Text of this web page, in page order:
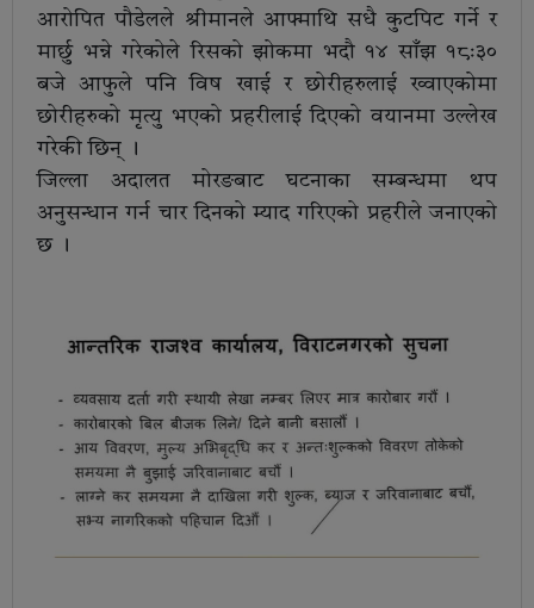
आरोपित पौडेलले श्रीमानले आफ्माथि सधै कुटपिट गर्ने र
मार्छु भन्ने गरेकोले रिसको झोकमा भदौ १४ साँझ १८ः३०
बजे आफुले पनि विष खाई र छोरीहरुलाई ख्वाएकोमा
छोरीहरुको मृत्यु भएको प्रहरीलाई दिएको वयानमा उल्लेख
गरेकी छिन् ।
जिल्ला अदालत मोरङबाट घटनाका सम्बन्धमा थप
अनुसन्धान गर्न चार दिनको म्याद गरिएको प्रहरीले जनाएको
छ ।